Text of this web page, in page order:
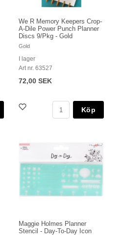
We R Memory Keepers Crop-
A-Dile Power Punch Planner
Discs 9/Pkg - Gold
Gold
I lager
Art nr. 63527
72,00 SEK
Köp
Maggie Holmes Planner
Stencil - Day-To-Day Icon